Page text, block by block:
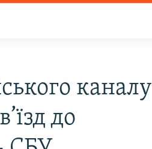
каналу
до